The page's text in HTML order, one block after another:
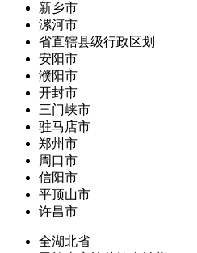
新乡市
漯河市
省直辖县级行政区划
安阳市
濮阳市
开封市
三门峡市
驻马店市
郑州市
周口市
信阳市
平顶山市
许昌市
全湖北省